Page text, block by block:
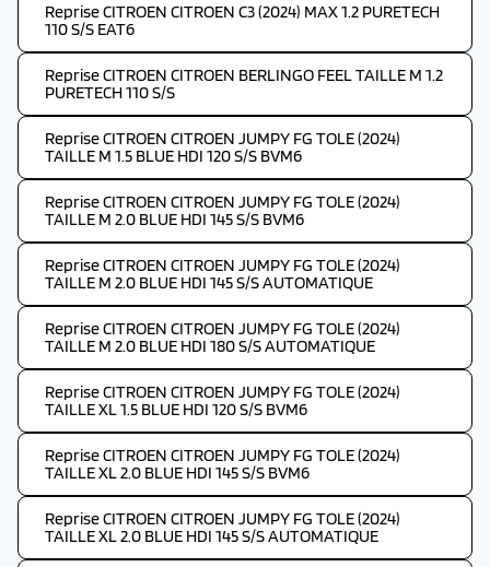
Reprise CITROEN CITROEN C3 (2024) MAX 1.2 PURETECH
110 S/S EAT6
Reprise CITROEN CITROEN BERLINGO FEEL TAILLE M 1.2
PURETECH 110 S/S
Reprise CITROEN CITROEN JUMPY FG TOLE (2024)
TAILLE M 1.5 BLUE HDI 120 S/S BVM6
Reprise CITROEN CITROEN JUMPY FG TOLE (2024)
TAILLE M 2.0 BLUE HDI 145 S/S BVM6
Reprise CITROEN CITROEN JUMPY FG TOLE (2024)
TAILLE M 2.0 BLUE HDI 145 S/S AUTOMATIQUE
Reprise CITROEN CITROEN JUMPY FG TOLE (2024)
TAILLE M 2.0 BLUE HDI 180 S/S AUTOMATIQUE
Reprise CITROEN CITROEN JUMPY FG TOLE (2024)
TAILLE XL 1.5 BLUE HDI 120 S/S BVM6
Reprise CITROEN CITROEN JUMPY FG TOLE (2024)
TAILLE XL 2.0 BLUE HDI 145 S/S BVM6
Reprise CITROEN CITROEN JUMPY FG TOLE (2024)
TAILLE XL 2.0 BLUE HDI 145 S/S AUTOMATIQUE